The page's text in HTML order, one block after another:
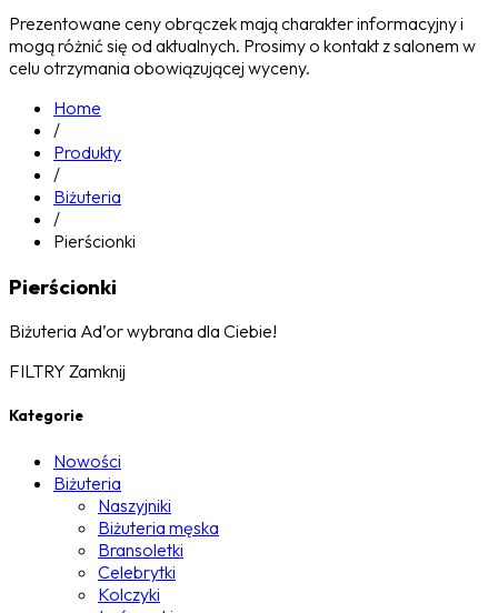
Prezentowane ceny obrączek mają charakter informacyjny i
mogą różnić się od aktualnych. Prosimy o kontakt z salonem w
celu otrzymania obowiązującej wyceny.
Home
/
Produkty
/
Biżuteria
/
Pierścionki
Pierścionki
Biżuteria Ad’or wybrana dla Ciebie!
FILTRY Zamknij
Kategorie
Nowości
Biżuteria
Naszyjniki
Biżuteria męska
Bransoletki
Celebrytki
Kolczyki